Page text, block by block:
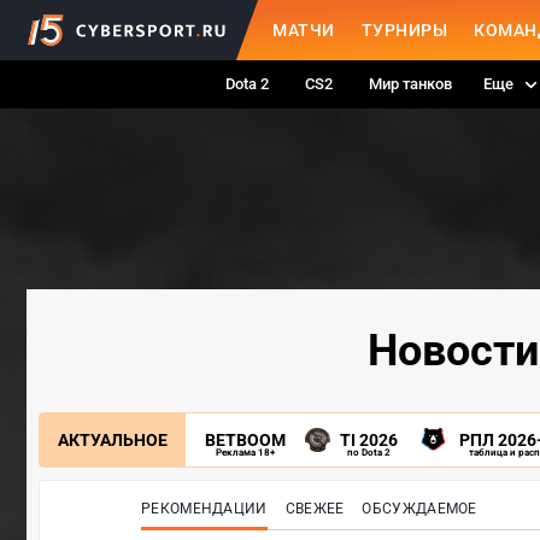
МАТЧИ ТУРНИРЫ
Dota 2 CS2 Мир танков Еще
АКТУАЛЬНОЕ BETBOOM
Реклама 18+
TI 2026
по Dota 2
РПЛ
таблица и
РЕКОМЕНДАЦИИ СВЕЖЕЕ ОБСУЖДАЕМОЕ